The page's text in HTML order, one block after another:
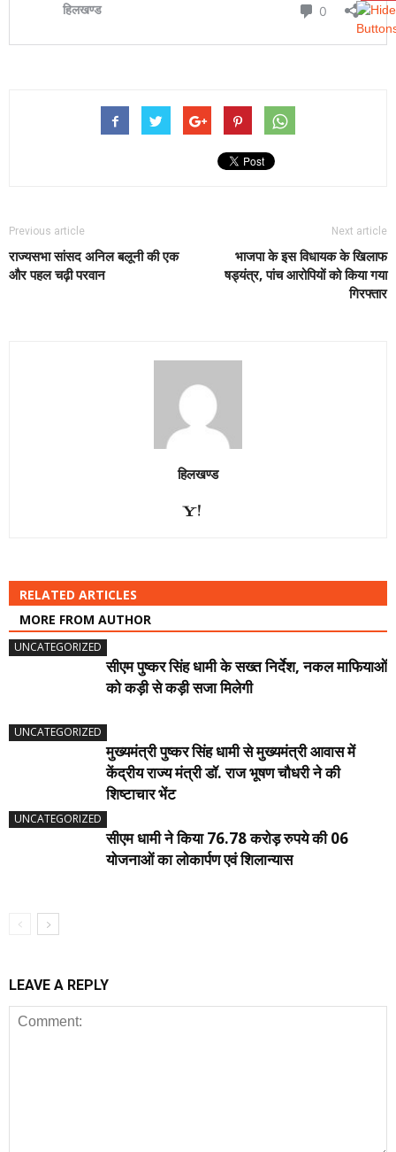
Previous article
राज्यसभा सांसद अनिल बलूनी की एक
और पहल चढ़ी परवान
Next article
भाजपा के इस विधायक के खिलाफ
षड्यंत्र, पांच आरोपियों को किया गया
गिरफ्तार
हिलखण्ड
RELATED ARTICLES
MORE FROM AUTHOR
UNCATEGORIZED
सीएम पुष्कर सिंह धामी के सख्त निर्देश, नकल माफियाओं
को कड़ी से कड़ी सजा मिलेगी
UNCATEGORIZED
मुख्यमंत्री पुष्कर सिंह धामी से मुख्यमंत्री आवास में
केंद्रीय राज्य मंत्री डॉ. राज भूषण चौधरी ने की
शिष्टाचार भेंट
UNCATEGORIZED
सीएम धामी ने किया 76.78 करोड़ रुपये की 06
योजनाओं का लोकार्पण एवं शिलान्यास
LEAVE A REPLY